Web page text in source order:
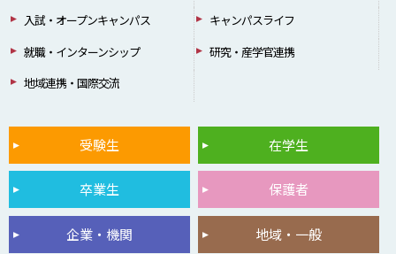
入試・オープンキャンパス
キャンパスライフ
就職・インターンシップ
研究・産学官連携
地域連携・国際交流
受験生 在学生
卒業生 保護者
企業・機関 地域・一般